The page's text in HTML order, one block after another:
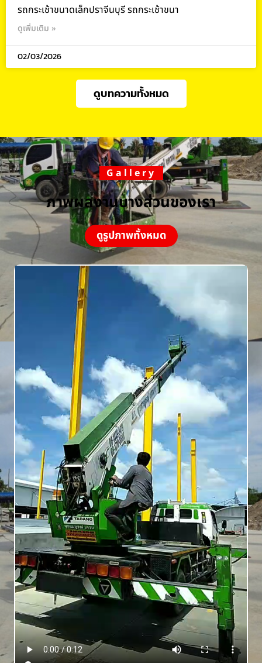
รถกระเช้าขนาดเล็กปราจีนบุรี รถกระเช้าขนา
ดูเพิ่มเติม »
02/03/2026
ดูบทความทั้งหมด
Gallery
ภาพผลงานบางส่วนของเรา
ดูรูปภาพทั้งหมด